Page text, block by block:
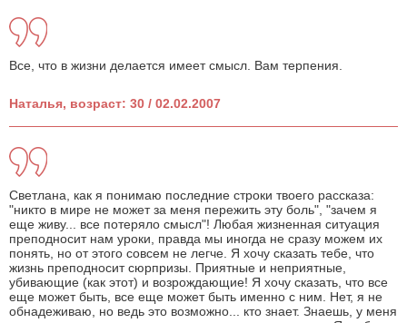
Все, что в жизни делается имеет смысл. Вам терпения.
Наталья, возраст: 30 / 02.02.2007
Светлана, как я понимаю последние строки твоего рассказа:
"никто в мире не может за меня пережить эту боль", "зачем я
еще живу... все потеряло смысл"! Любая жизненная ситуация
преподносит нам уроки, правда мы иногда не сразу можем их
понять, но от этого совсем не легче. Я хочу сказать тебе, что
жизнь преподносит сюрпризы. Приятные и неприятные,
убивающие (как этот) и возрождающие! Я хочу сказать, что все
еще может быть, все еще может быть именно с ним. Нет, я не
обнадеживаю, но ведь это возможно... кто знает. Знаешь, у меня